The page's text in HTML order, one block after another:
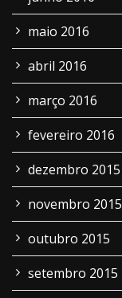
maio 2016
abril 2016
março 2016
fevereiro 2016
dezembro 2015
novembro 2015
outubro 2015
setembro 2015